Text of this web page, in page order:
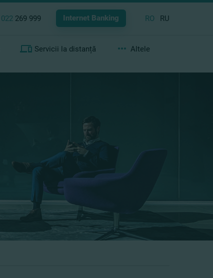
022 269 999 Internet Banking RO RU
Servicii la distanță Altele